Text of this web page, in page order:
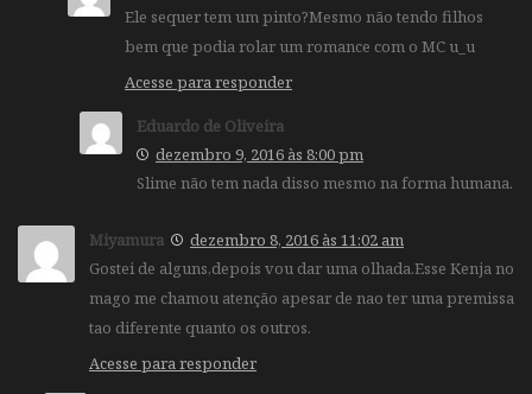
Ele sequer tem um pinto?Mesmo não tendo filhos
bem que podia rolar um romance com o MC u_u
Acesse para responder
Eduardo de Oliveira
dezembro 9, 2016 às 8:00 pm
Slime não tem nada disso mesmo na forma humana.
Miyamura
dezembro 8, 2016 às 11:02 am
Gostei de alguns,depois vou dar uma olhada.Esse Kenja no
mago me chamou atenção apesar de nao ter uma premissa
tao diferente quanto os outros.
Acesse para responder